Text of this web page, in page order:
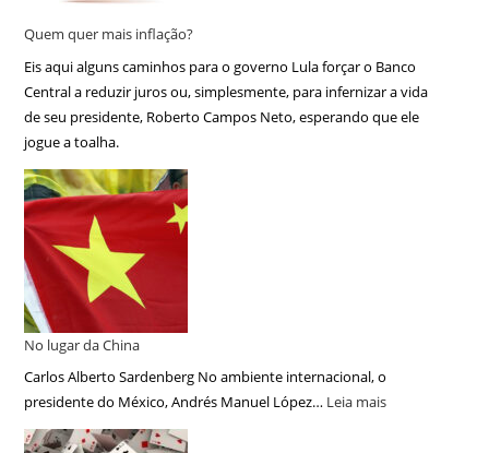
Quem quer mais inflação?
Eis aqui alguns caminhos para o governo Lula forçar o Banco
Central a reduzir juros ou, simplesmente, para infernizar a vida
de seu presidente, Roberto Campos Neto, esperando que ele
jogue a toalha.
No lugar da China
Carlos Alberto Sardenberg No ambiente internacional, o
presidente do México, Andrés Manuel López… Leia mais